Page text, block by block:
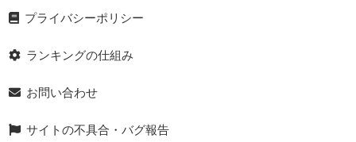
プライバシーポリシー
ランキングの仕組み
お問い合わせ
サイトの不具合・バグ報告